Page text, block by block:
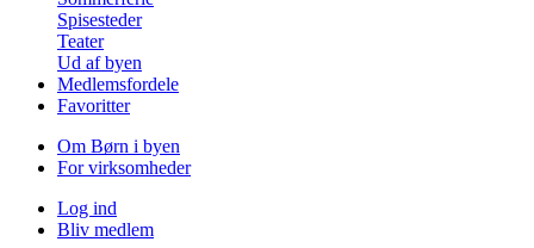
Spisesteder
Teater
Ud af byen
Medlemsfordele
Favoritter
Om Børn i byen
For virksomheder
Log ind
Bliv medlem